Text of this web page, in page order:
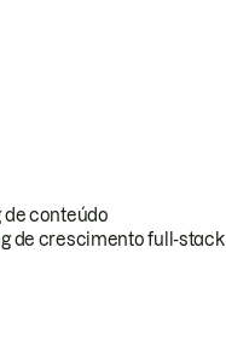
de conteúdo
de crescimento full-stack